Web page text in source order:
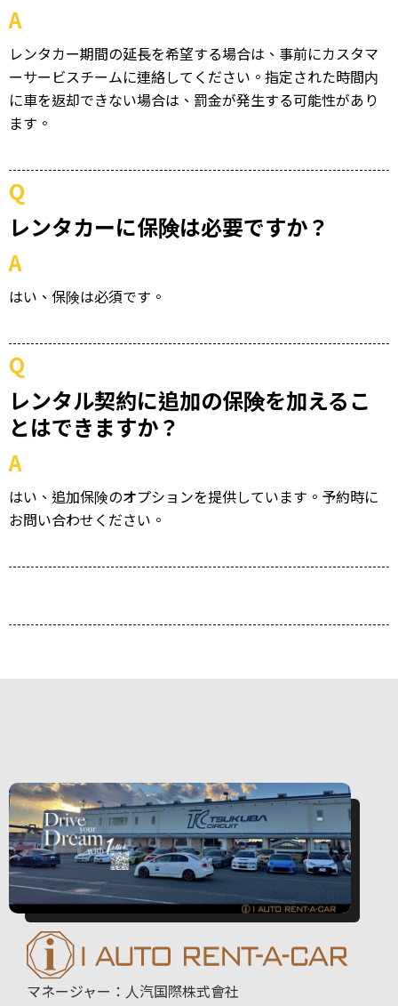
A
レンタカー期間の延長を希望する場合は、事前にカスタマ
ーサービスチームに連絡してください。指定された時間内
に車を返却できない場合は、罰金が発生する可能性があり
ます。
Q
レンタカーに保険は必要ですか？
A
はい、保険は必須です。
Q
レンタル契約に追加の保険を加えるこ
とはできますか？
A
はい、追加保険のオプションを提供しています。予約時に
お問い合わせください。
マネージャー：人汽国際株式會社